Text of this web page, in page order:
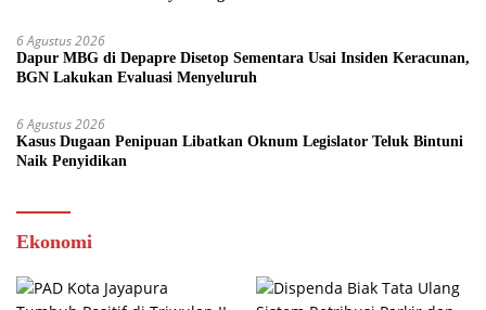
6 Agustus 2026
Dapur MBG di Depapre Disetop Sementara Usai Insiden Keracunan,
BGN Lakukan Evaluasi Menyeluruh
6 Agustus 2026
Kasus Dugaan Penipuan Libatkan Oknum Legislator Teluk Bintuni
Naik Penyidikan
Ekonomi